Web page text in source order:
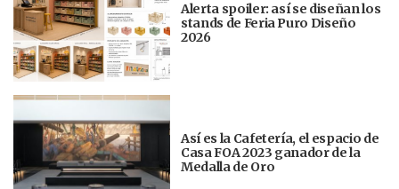
Alerta spoiler: así se diseñan los
stands de Feria Puro Diseño
2026
Así es la Cafetería, el espacio de
Casa FOA 2023 ganador de la
Medalla de Oro